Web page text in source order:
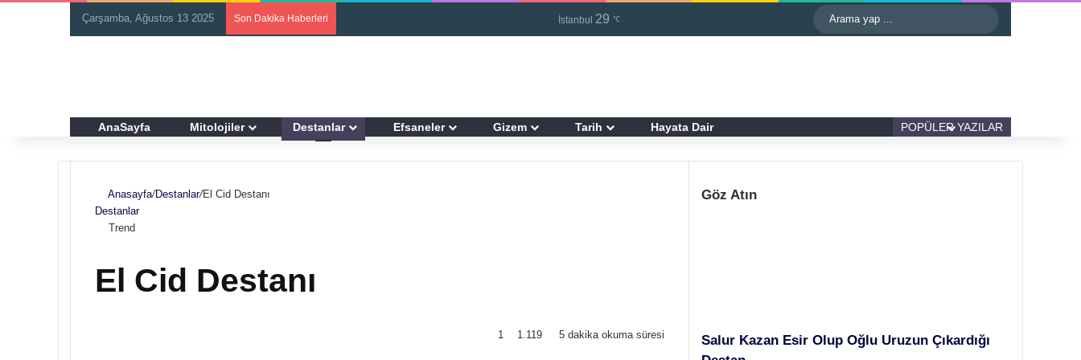
Çarşamba, Ağustos 13 2025 Son Dakika Haberleri İstanbul 29 ℃ Kenar BölmesiDış görünümü değiştir
AnaSayfa Mitolojiler Destanlar Efsaneler Gizem Tarih Hayata Dair Kenar BölmesiDış görünümü değiştir
POPÜLER YAZILAR
Anasayfa/Destanlar/El Cid Destanı
Destanlar
Trend
El Cid Destanı
1 1.119 5 dakika okuma süresi
Göz Atın
Salur Kazan Esir Olup Oğlu Uruzun Çıkardığı